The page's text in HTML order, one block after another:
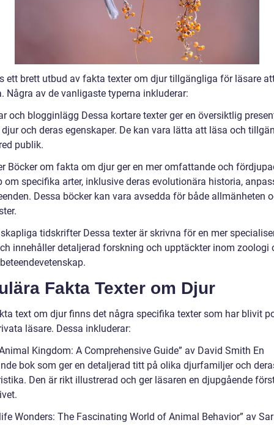
ett brett utbud av fakta texter om djur tillgängliga för läsare
Några av de vanligaste typerna inkluderar:
och blogginlägg Dessa kortare texter ger en översiktlig
och deras egenskaper. De kan vara lätta att läsa och
publik.
Böcker om fakta om djur ger en mer omfattande och
om specifika arter, inklusive deras evolutionära historia,
Dessa böcker kan vara avsedda för både allmänheten
tidskrifter Dessa texter är skrivna för en mer
innehåller detaljerad forskning och upptäckter inom zoologi
Fakta Texter om Djur
text om djur finns det några specifika texter som har blivit
läsare. Dessa inkluderar:
Kingdom: A Comprehensive Guide” av David Smith En
bok som ger en detaljerad titt på olika djurfamiljer och
Den är rikt illustrerad och ger läsaren en djupgående
Wonders: The Fascinating World of Animal Behavior” av